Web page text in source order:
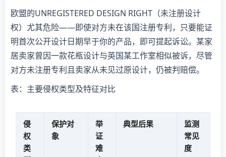
欧盟的UNREGISTERED DESIGN RIGHT（未注册设计
权）尤其危险——即使对方未在该国注册专利，只要能证
明首次公开设计日期早于你的产品，即可提起诉讼。某家
居卖家曾因一款花瓶设计与英国某工作室相似被诉，尽管
对方未注册专利且卖家从未见过原设计，仍被判赔偿。
表：主要侵权类型及特征对比
侵
权
类
保护对
象
举
证
难
典型后果
监测
常见
度